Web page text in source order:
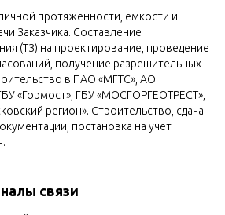
протяженности, емкости и
Заказчика. Составление
(ТЗ) на проектирование, проведение
получение разрешительных
в ПАО «МГТС», АО
«Гормост», ГБУ «МОСГОРГЕОТРЕСТ»,
регион». Строительство, сдача
постановка на учет
связи